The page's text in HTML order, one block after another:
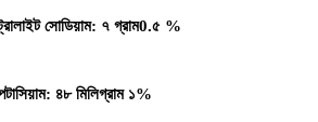
সোডিয়াম: ৭ গ্রাম0.৫%
: ৪৮ মিলিগ্রাম ১%